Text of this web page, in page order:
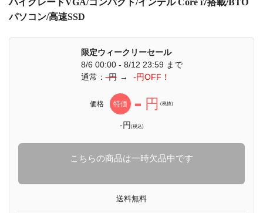
パソコン/高速SSD
限定ウィークリーセール
8/6 00:00 - 8/12 23:59 まで
通常：-円 → -円OFF！
価格 特価 - 円 (税抜)
-円(税込)
こちらの商品は一時欠品中です
送料無料